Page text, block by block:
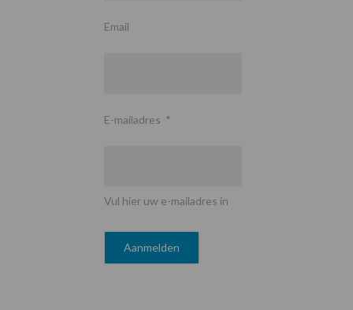
Email
E-mailadres *
Vul hier uw e-mailadres in